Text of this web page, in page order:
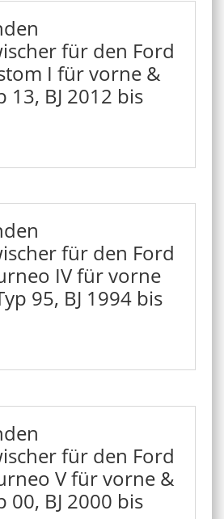
für den Ford
I für vorne &
13, BJ 2012 bis
für den Ford
IV für vorne
95, BJ 1994 bis
für den Ford
V für vorne &
00, BJ 2000 bis